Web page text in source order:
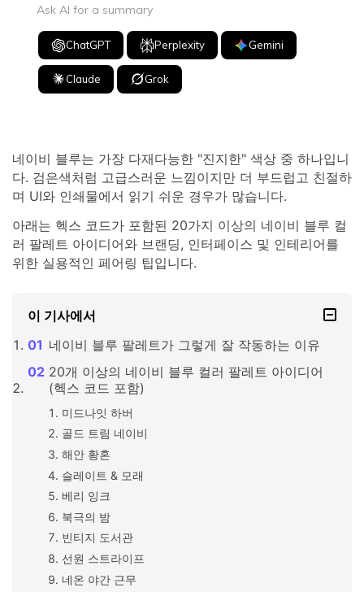
Ask AI for a summary
ChatGPT Perplexity Gemini
Claude Grok
네이비 블루는 가장 다재다능한 "진지한" 색상 중 하나입니
다. 검은색처럼 고급스러운 느낌이지만 더 부드럽고 친절하
며 UI와 인쇄물에서 읽기 쉬운 경우가 많습니다.
아래는 헥스 코드가 포함된 20가지 이상의 네이비 블루 컬
러 팔레트 아이디어와 브랜딩, 인터페이스 및 인테리어를
위한 실용적인 페어링 팁입니다.
이 기사에서
네이비 블루 팔레트가 그렇게 잘 작동하는 이유
20개 이상의 네이비 블루 컬러 팔레트 아이디어
(헥스 코드 포함)
미드나잇 하버
골드 트림 네이비
해안 황혼
슬레이트 & 모래
베리 잉크
북극의 밤
빈티지 도서관
선원 스트라이프
네온 야간 근무